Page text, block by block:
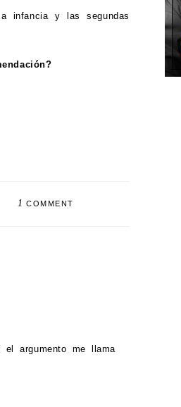
infancia y las segundas
1 COMMENT
argumento me llama